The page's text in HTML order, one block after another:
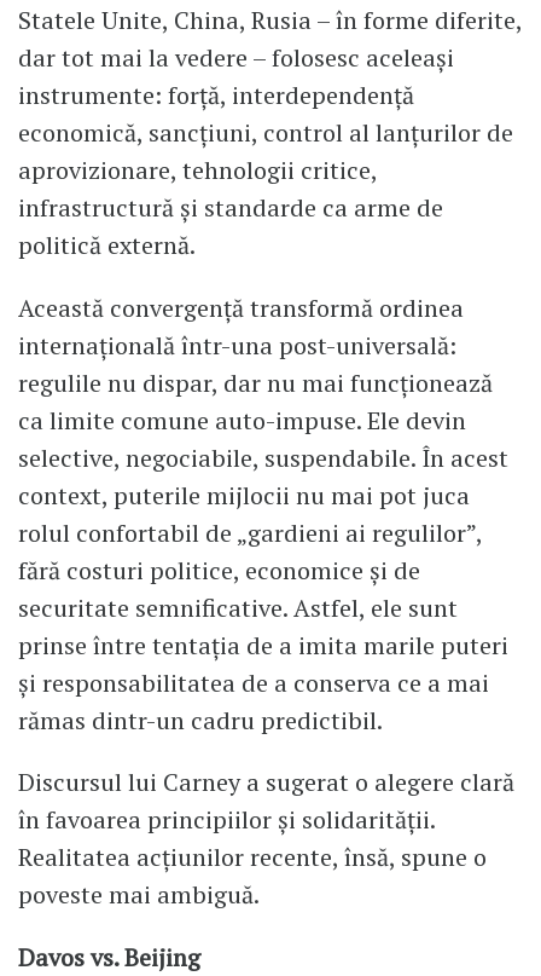
Statele Unite, China, Rusia – în forme diferite,
dar tot mai la vedere – folosesc aceleași
instrumente: forță, interdependență
economică, sancțiuni, control al lanțurilor de
aprovizionare, tehnologii critice,
infrastructură și standarde ca arme de
politică externă.
Această convergență transformă ordinea
internațională într-una post-universală:
regulile nu dispar, dar nu mai funcționează
ca limite comune auto-impuse. Ele devin
selective, negociabile, suspendabile. În acest
context, puterile mijlocii nu mai pot juca
rolul confortabil de „gardieni ai regulilor”,
fără costuri politice, economice şi de
securitate semnificative. Astfel, ele sunt
prinse între tentația de a imita marile puteri
și responsabilitatea de a conserva ce a mai
rămas dintr-un cadru predictibil.
Discursul lui Carney a sugerat o alegere clară
în favoarea principiilor și solidarității.
Realitatea acțiunilor recente, însă, spune o
poveste mai ambiguă.
Davos vs. Beijing